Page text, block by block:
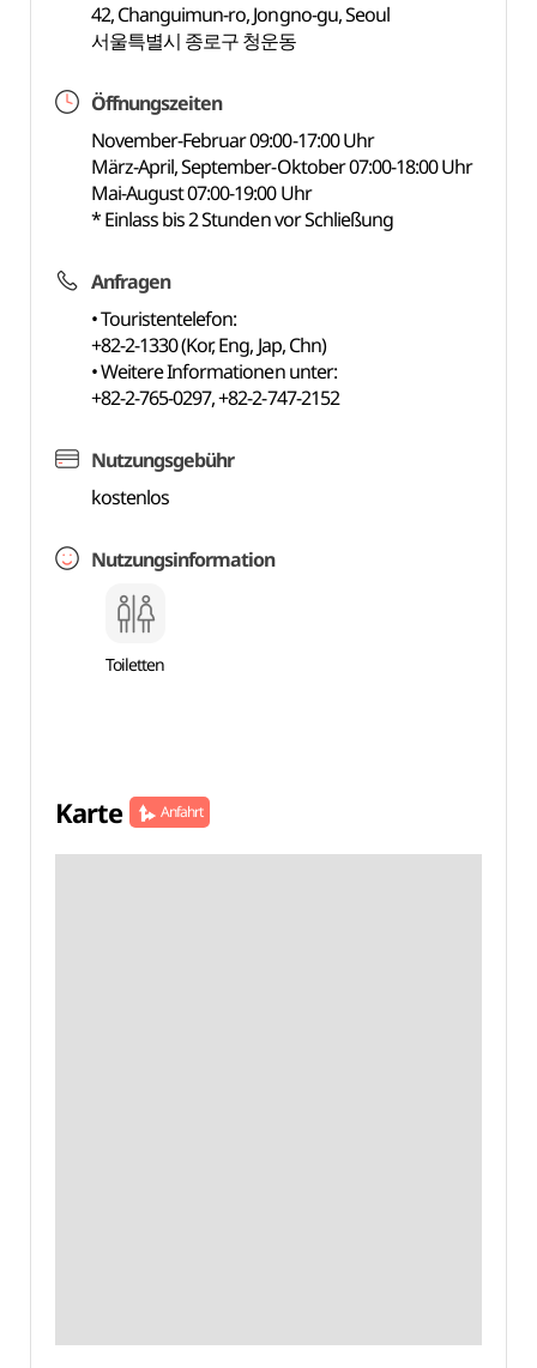
42, Changuimun-ro, Jongno-gu, Seoul
서울특별시 종로구 청운동
Öffnungszeiten
November-Februar 09:00-17:00 Uhr
März-April, September-Oktober 07:00-18:00 Uhr
Mai-August 07:00-19:00 Uhr
* Einlass bis 2 Stunden vor Schließung
Anfragen
• Touristentelefon:
+82-2-1330 (Kor, Eng, Jap, Chn)
• Weitere Informationen unter:
+82-2-765-0297, +82-2-747-2152
Nutzungsgebühr
kostenlos
Nutzungsinformation
Toiletten
Karte Anfahrt